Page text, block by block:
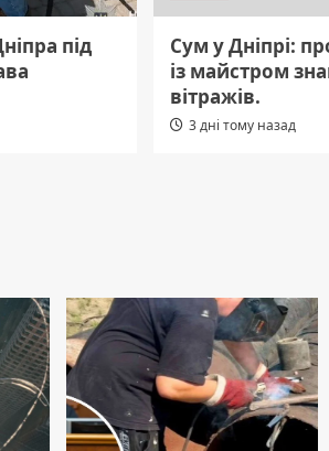
під
Сум у Дніпрі:
із майстром
вітражів.
3 дні тому назад